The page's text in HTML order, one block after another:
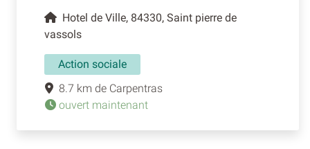
Hotel de Ville, 84330, Saint pierre de
vassols
Action sociale
8.7 km de Carpentras
ouvert maintenant